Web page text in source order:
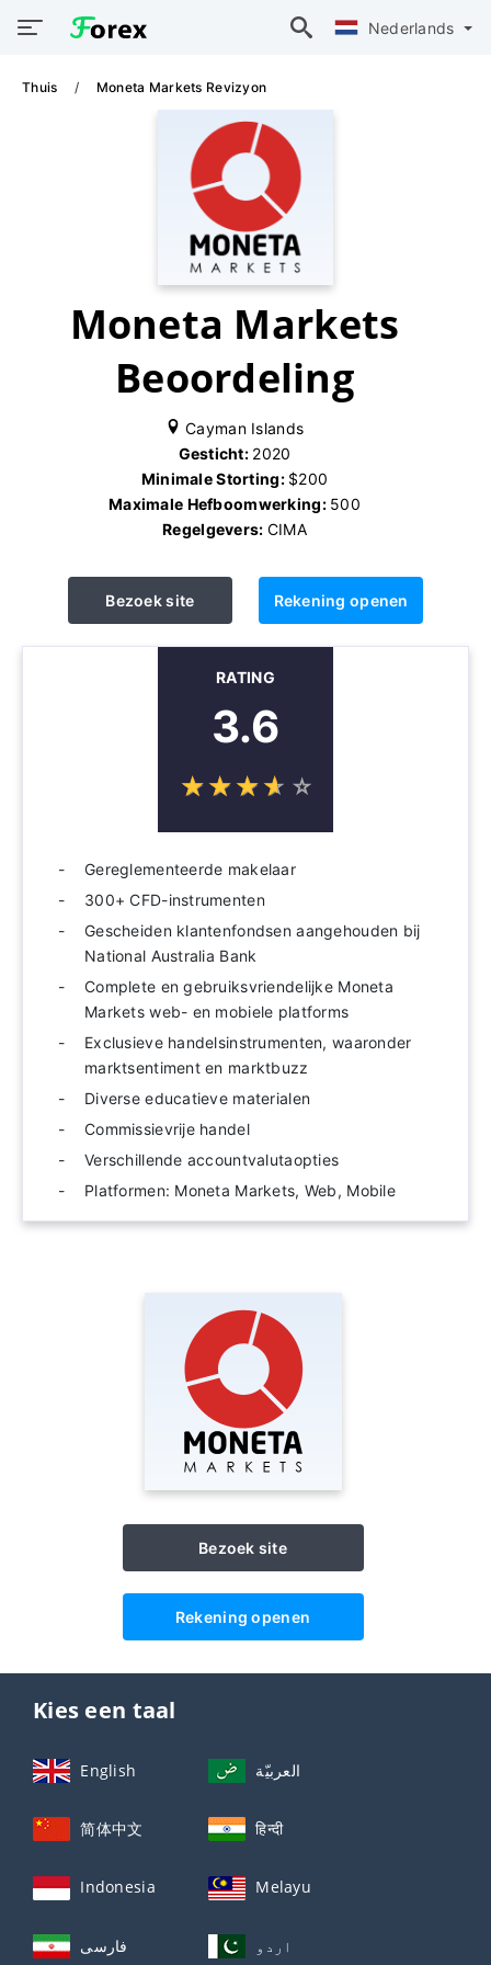
Nederlands
Thuis Moneta Markets Revizyon
Moneta Markets
Beoordeling
Cayman Islands
Gesticht: 2020
Minimale Storting: $200
Maximale Hefboomwerking: 500
Regelgevers: CIMA
Bezoek site Rekening openen
RATING
3.6
☆☆☆☆ ☆
★★★★ ★
Gereglementeerde makelaar
300+ CFD-instrumenten
Gescheiden klantenfondsen aangehouden bij
National Australia Bank
Complete en gebruiksvriendelijke Moneta
Markets web- en mobiele platforms
Exclusieve handelsinstrumenten, waaronder
marktsentiment en marktbuzz
Diverse educatieve materialen
Commissievrije handel
Verschillende accountvalutaopties
Platformen: Moneta Markets, Web, Mobile
Bezoek site
Rekening openen
Kies een taal
English العربيّة
简体中文 हिन्दी
Indonesia Melayu
فارسی اردو